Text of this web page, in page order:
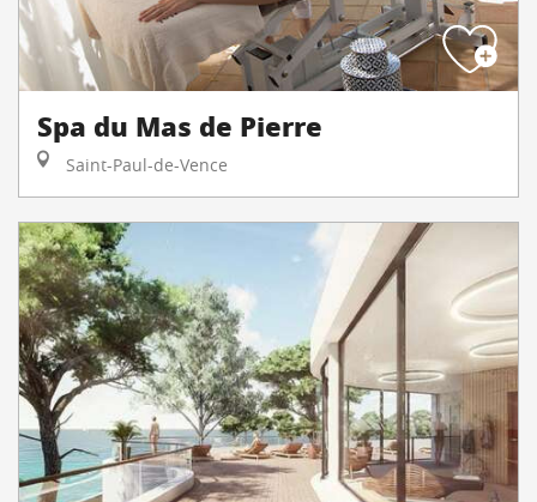
Spa du Mas de Pierre
Saint-Paul-de-Vence